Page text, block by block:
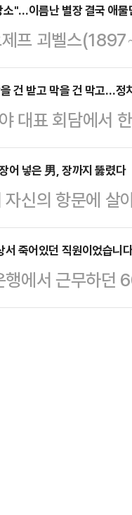
따르면 성인모델
한 휴양지를 방문
숨겨두는 엽기
따르면 로페즈
놓고 있다.또한
…
"…이름난 별장 결국 애물
제프 괴벨스
으로 전락했다
시 당국은 베를
한 푼도 받지
장 인수에 관심
절한 인수자를
타임스에 "정말
수…
건 받고 막을 건 막고…
대표 회담에서
표가 추진해 온
개혁 주도권을
주를 견제한 점
도를 높인 점 등
종료 후 공개
통공약 추진을 위
어 넣은 男, 장까지 뚫렸다
자신의 항문에
았다.1일(현지시
트남에 거주하
득 병원 응급실
통해 장어를 삽
서 죽어있던 직원이었습니
행에서 근무하던
됐다.1일(현지